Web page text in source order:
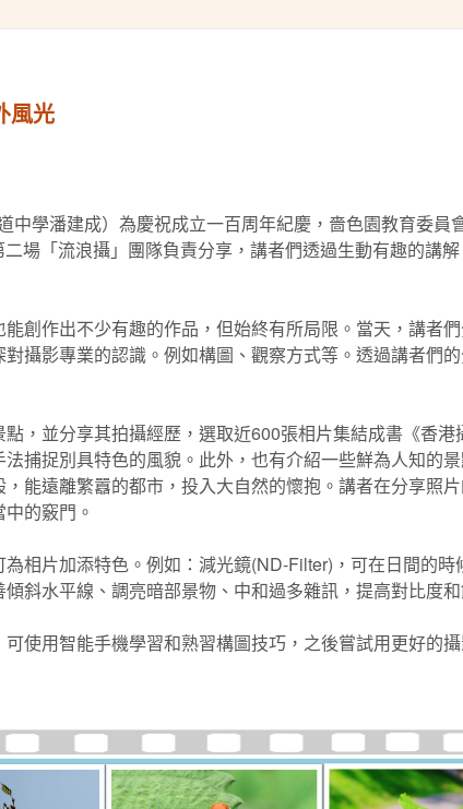
風光
中學潘建成）為慶祝成立一百周年紀慶，嗇色園教育委
場「流浪攝」團隊負責分享，講者們透過生動有趣的講
創作出不少有趣的作品，但始終有所局限。當天，講者
攝影專業的認識。例如構圖、觀察方式等。透過講者們
，並分享其拍攝經歷，選取近600張相片集結成書《香
捕捉別具特色的風貌。此外，也有介紹一些鮮為人知的
能遠離繁囂的都市，投入大自然的懷抱。講者在分享照
的竅門。
相片加添特色。例如：減光鏡(ND-Filter)，可在日間的
斜水平線、調亮暗部景物、中和過多雜訊，提高對比度
使用智能手機學習和熟習構圖技巧，之後嘗試用更好的